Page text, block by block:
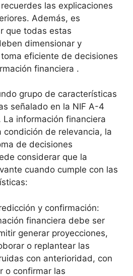
las explicaciones
Además, es
que todas estas
dimensionar y
eficiente de decisiones
financiera .
grupo de características
señalado en la NIF A-4
La información financiera
condición de relevancia, la
de decisiones
considerar que la
cuando cumple con las
y confirmación:
financiera debe ser
generar proyecciones,
o replantear las
con anterioridad, con
o confirmar las